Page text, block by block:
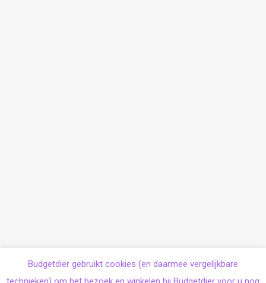
Budgetdier gebruikt cookies (en daarmee vergelijkbare